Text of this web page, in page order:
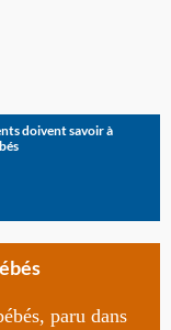
doivent savoir à
paru dans